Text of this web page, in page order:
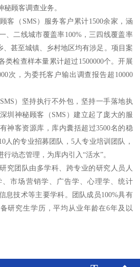
顾客调查业务。
客（SMS）服务客户累计1500余家，涵
、二线城市覆盖率100%，三四线覆盖率
、甚至城镇、乡村地区均有涉足。项目案
类检查样本量累计超过1500000个。开展
次，为委托客户输出调查报告超10000
）坚持执行不外包，坚持一手落地执
圳神秘顾客（SMS）建立起了庞大的服
神客资源库，库内囊括超过3500名的稳
人的专业招募团队，5人专业培训团队，
动态管理，为库内引入“活水”。
究团队由多学科、跨专业的研究人员人
市场营销学、广告学、心理学、统计
息技术等主要学科。团队成员100%具有
研究生学历，平均从业年龄在6年及以